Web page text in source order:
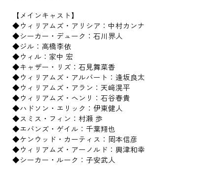
【メインキャスト】
◆ウィリアムズ・アリシア：中村カンナ
◆シーカー・デューク：石川界人
◆ジル：高橋李依
◆ウィル：家中 宏
◆キャザー・リズ：石見舞菜香
◆ウィリアムズ・アルバート：逢坂良太
◆ウィリアムズ・アラン：天﨑滉平
◆ウィリアムズ・ヘンリ：石谷春貴
◆ハドソン・エリック：伊東健人
◆スミス・フィン：村瀬 歩
◆エバンズ・ゲイル：千葉翔也
◆ケンウッド・カーティス：岡本信彦
◆ウィリアムズ・アーノルド：興津和幸
◆シーカー・ルーク：子安武人